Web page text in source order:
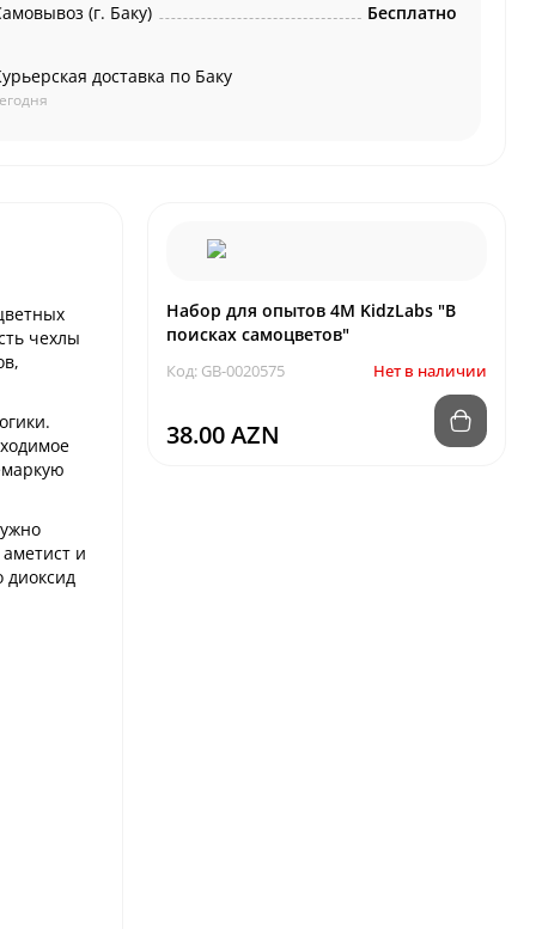
(г. Баку) Бесплатно
доставка по Баку
чехлы
и
диоксид
Набор для опытов 4M KidzLabs "В
поисках самоцветов"
Код: GB-0020575 Нет в наличии
38.00 AZN